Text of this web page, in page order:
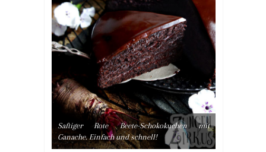
Saftiger Rote Beete-Schokokuchen mit
Ganache. Einfach und schnell!